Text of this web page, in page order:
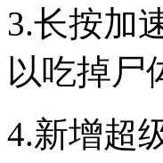
3.长按加
以吃掉尸
4.新增超